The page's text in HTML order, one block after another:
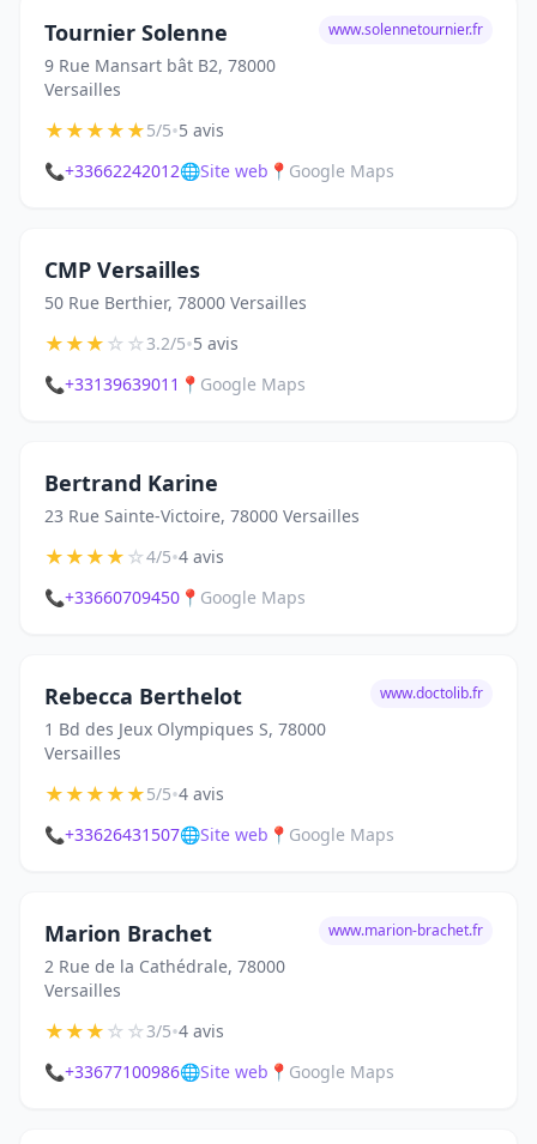
Tournier Solenne
9 Rue Mansart bât B2, 78000
Versailles
www.solennetournier.fr
★★★★★5/5•5 avis
📞+33662242012🌐Site web 📍 Google Maps
CMP Versailles
50 Rue Berthier, 78000 Versailles
★★★☆☆3.2/5•5 avis
📞+33139639011 📍 Google Maps
Bertrand Karine
23 Rue Sainte-Victoire, 78000 Versailles
★★★★☆4/5•4 avis
📞+33660709450 📍 Google Maps
Rebecca Berthelot
1 Bd des Jeux Olympiques S, 78000
Versailles
www.doctolib.fr
★★★★★5/5•4 avis
📞+33626431507🌐Site web 📍 Google Maps
Marion Brachet
2 Rue de la Cathédrale, 78000
Versailles
www.marion-brachet.fr
★★★☆☆3/5•4 avis
📞+33677100986🌐Site web 📍 Google Maps